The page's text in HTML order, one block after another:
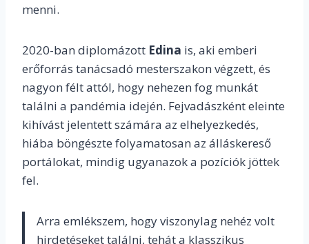
menni.
2020-ban diplomázott Edina is, aki emberi
erőforrás tanácsadó mesterszakon végzett, és
nagyon félt attól, hogy nehezen fog munkát
találni a pandémia idején. Fejvadászként eleinte
kihívást jelentett számára az elhelyezkedés,
hiába böngészte folyamatosan az álláskereső
portálokat, mindig ugyanazok a pozíciók jöttek
fel.
Arra emlékszem, hogy viszonylag nehéz volt
hirdetéseket találni, tehát a klasszikus